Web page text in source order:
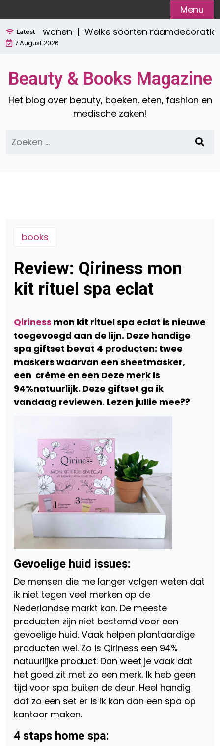
naar
de
inhoud
Menu
Latest
wonen |Welke soorten raamdecoratie zijn
7 August 2026
Beauty & Books Magazine
Het blog over beauty, boeken, eten, fashion en
medische zaken!
Zoeken
naar:
books
Review: Qiriness mon
kit rituel spa eclat
Qiriness mon kit rituel spa eclat is nieuwe
toegevoegd aan de lijn. Deze handige
spa giftset bevat 4 producten: twee
maskers waarvan een sheetmasker,
een crème en een Deze merk is
94%natuurlijk. Deze giftset ga ik
vandaag reviewen. Lezen jullie mee??
Gevoelige huid issues:
De mensen die me langer volgen weten dat
ik niet tegen veel merken op de
Nederlandse markt kan. De meeste
producten zijn niet bestemd voor een
gevoelige huid. Vaak helpen plantaardige
producten wel. Zo is Qiriness een 94%
natuurlijke product. Dan weet je vaak dat
het goed zit met zo een merk. Ik heb geen
tijd voor spa buiten de deur. Heel handig
dat zo een set er is ik kan dan een spa op
kantoor maken.
4 staps home spa: